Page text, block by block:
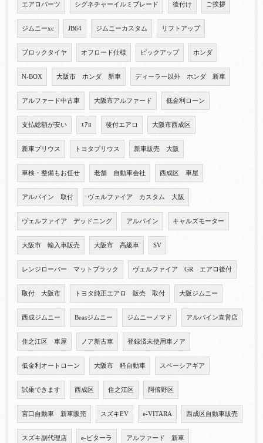
エアロパーツ シグネチャーイルミブレード 後付け ご挨拶
ジムニーxc JB64 ジムニーカスタム リフトアップ
ブロックタイヤ オフロード仕様 ピックアップ ホンダ
N-BOX 大阪市 ホンダ 新車 ディーラー以外 ホンダ 新車
アルファード中古車 大阪市アルファード 低金利ローン
支払総額が安い ｴｱﾛ 後付エアロ 大阪市西成区
新車プリウス トヨタプリウス 新車販売 大阪
車検・整備もお任せ 老舗 自動車会社 西成区 車屋
アルパイン 取付 ヴェルファイア カスタム 大阪
ヴェルファイア デッドニング アルパイン キャルズモーター
大阪市 輸入車販売 大阪市 高級車 SV
レンジローバー マットブラック ヴェルファイア GR エアロ後付
取付 大阪市 トヨタ純正エアロ 販売 取付 大阪ジムニー
西成ジムニー Beasジムニー ジムニーノマド アルパイン直営店
住之江区 車屋 ノア新古車 登録済未使用車ノア
低金利オートローン 大阪市 軽自動車 スペーシアギア
試乗できます 西成区 住之江区 阿倍野区
宮口自動車 新車販売 スズキEV e-VITARA 西成区自動車販売
スズキ副代理店 e-ビターラ アルファード 新車